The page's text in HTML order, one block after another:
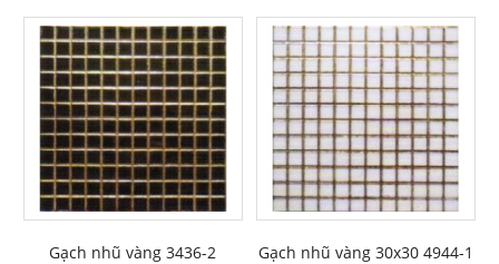
Gạch nhũ vàng 3436-2 Gạch nhũ vàng 30x30 4944-1